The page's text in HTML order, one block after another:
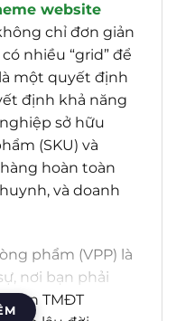
website
chỉ đơn giản
nhiều “grid” để
một quyết định
định khả năng
sở hữu
(SKU) và
hoàn toàn
và doanh
phẩm (VPP) là
nơi bạn phải
sàn TMĐT